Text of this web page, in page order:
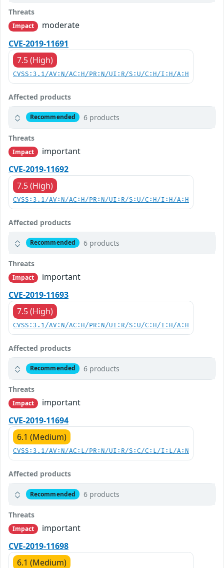
Threats
Impact
moderate
CVE-2019-11691
7.5 (High)
CVSS:3.1/AV:N/AC:H/PR:N/UI:R/S:U/C:H/I:H/A:H
Affected products
Recommended 6 products
Threats
Impact
important
CVE-2019-11692
7.5 (High)
CVSS:3.1/AV:N/AC:H/PR:N/UI:R/S:U/C:H/I:H/A:H
Affected products
Recommended 6 products
Threats
Impact
important
CVE-2019-11693
7.5 (High)
CVSS:3.1/AV:N/AC:H/PR:N/UI:R/S:U/C:H/I:H/A:H
Affected products
Recommended 6 products
Threats
Impact
important
CVE-2019-11694
6.1 (Medium)
CVSS:3.1/AV:N/AC:L/PR:N/UI:R/S:C/C:L/I:L/A:N
Affected products
Recommended 6 products
Threats
Impact
important
CVE-2019-11698
6.1 (Medium)